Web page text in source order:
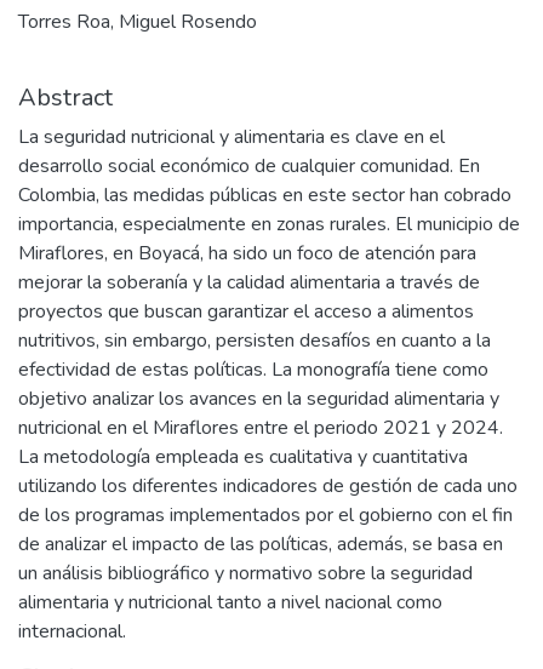
Torres Roa, Miguel Rosendo
Abstract
La seguridad nutricional y alimentaria es clave en el
desarrollo social económico de cualquier comunidad. En
Colombia, las medidas públicas en este sector han cobrado
importancia, especialmente en zonas rurales. El municipio de
Miraflores, en Boyacá, ha sido un foco de atención para
mejorar la soberanía y la calidad alimentaria a través de
proyectos que buscan garantizar el acceso a alimentos
nutritivos, sin embargo, persisten desafíos en cuanto a la
efectividad de estas políticas. La monografía tiene como
objetivo analizar los avances en la seguridad alimentaria y
nutricional en el Miraflores entre el periodo 2021 y 2024.
La metodología empleada es cualitativa y cuantitativa
utilizando los diferentes indicadores de gestión de cada uno
de los programas implementados por el gobierno con el fin
de analizar el impacto de las políticas, además, se basa en
un análisis bibliográfico y normativo sobre la seguridad
alimentaria y nutricional tanto a nivel nacional como
internacional.